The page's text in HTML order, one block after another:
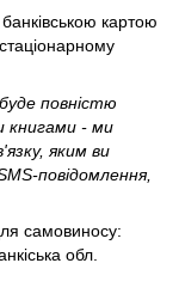
картою
повністю
книгами - ми
яким ви
повідомлення,
самовиносу:
обл.